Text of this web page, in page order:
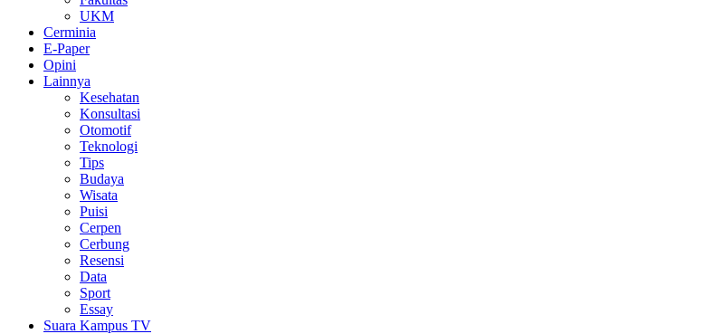
UKM
Cerminia
E-Paper
Opini
Lainnya
Kesehatan
Konsultasi
Otomotif
Teknologi
Tips
Budaya
Wisata
Puisi
Cerpen
Cerbung
Resensi
Data
Sport
Essay
Suara Kampus TV